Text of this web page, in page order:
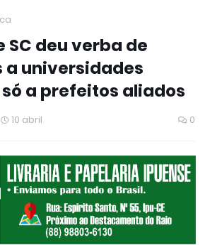
SC deu verba de
universidades
a prefeitos aliados
10 abril 0